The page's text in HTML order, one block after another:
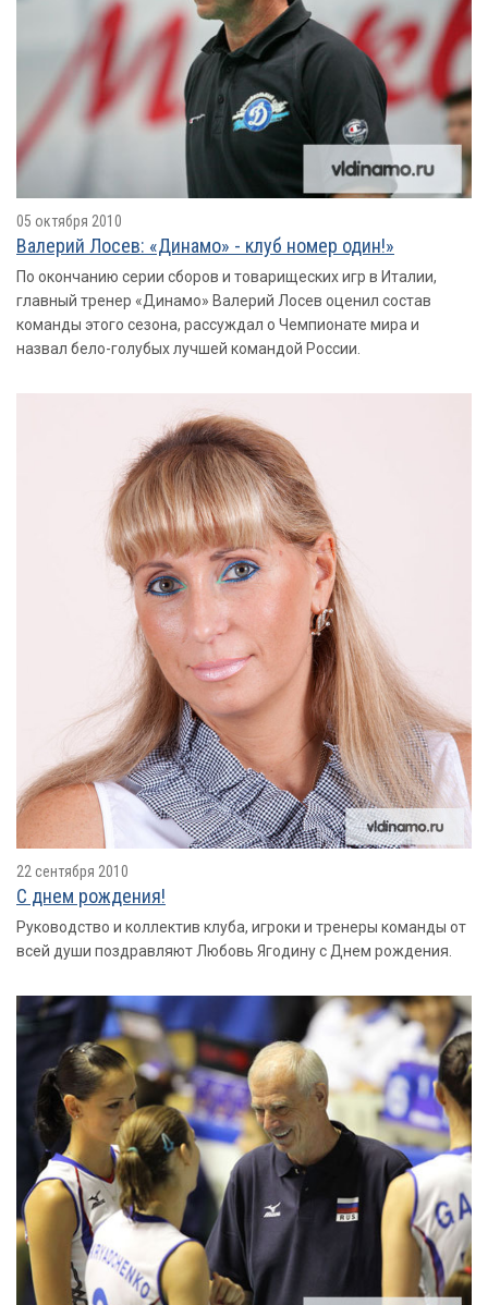
05 октября 2010
Валерий Лосев: «Динамо» - клуб номер один!»
По окончанию серии сборов и товарищеских игр в Италии,
главный тренер «Динамо» Валерий Лосев оценил состав
команды этого сезона, рассуждал о Чемпионате мира и
назвал бело-голубых лучшей командой России.
22 сентября 2010
С днем рождения!
Руководство и коллектив клуба, игроки и тренеры команды от
всей души поздравляют Любовь Ягодину с Днем рождения.